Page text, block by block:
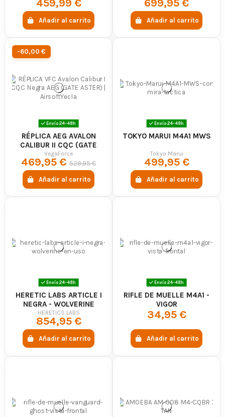
459,99 €
Añadir al carrito
699,95 €
Añadir al carrito
-60,00 €
Envío 24-48h
RÉPLICA AEG AVALON
CALIBUR II CQC (GATE
ASTER) - VFC
VegaForce
469,95 € 529,95 €
Añadir al carrito
Envío 24-48h
TOKYO MARUI M4A1 MWS
Tokyo Marui
499,95 €
Añadir al carrito
Envío 24-48h
HERETIC LABS ARTICLE I
NEGRA - WOLVERINE
HERETICS LABS
854,95 €
Añadir al carrito
Envío 24-48h
RIFLE DE MUELLE M4A1 -
VIGOR
34,95 €
Añadir al carrito